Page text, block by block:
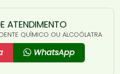
ATENDIMENTO
QUÍMICO OU ALCOÓLATRA
WhatsApp